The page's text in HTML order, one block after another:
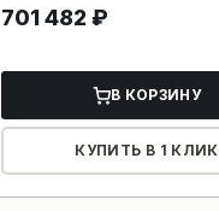
701 482₽
В КОРЗИНУ
КУПИТЬ В 1 КЛИК